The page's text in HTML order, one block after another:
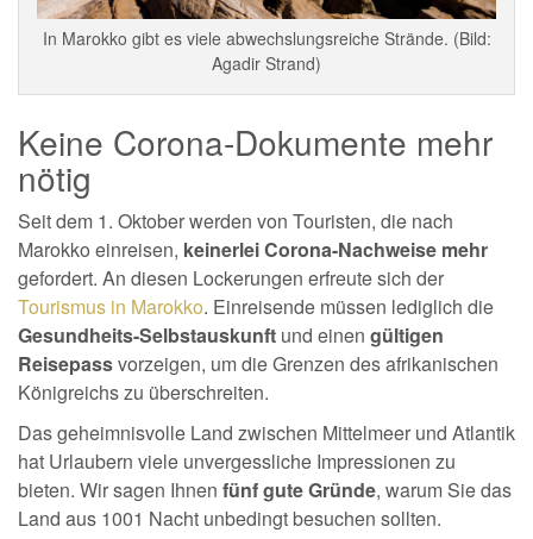
In Marokko gibt es viele abwechslungsreiche Strände. (Bild:
Agadir Strand)
Keine Corona-Dokumente mehr
nötig
Seit dem 1. Oktober werden von Touristen, die nach
Marokko einreisen, keinerlei Corona-Nachweise mehr
gefordert. An diesen Lockerungen erfreute sich der
Tourismus in Marokko. Einreisende müssen lediglich die
Gesundheits-Selbstauskunft und einen gültigen
Reisepassvorzeigen, um die Grenzen des afrikanischen
Königreichs zu überschreiten.
Das geheimnisvolle Land zwischen Mittelmeer und Atlantik
hat Urlaubern viele unvergessliche Impressionen zu
bieten. Wir sagen Ihnen fünf gute Gründe, warum Sie das
Land aus 1001 Nacht unbedingt besuchen sollten.